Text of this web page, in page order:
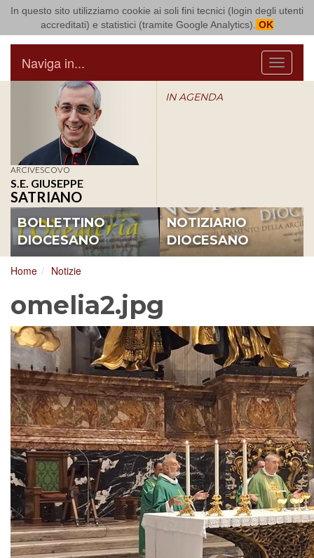
In questo sito utilizziamo cookie ai soli fini tecnici (login degli utenti
accreditati) e statistici (tramite Google Analytics). OK
Arcidiocesi di Bari Bitonto
Menu
Naviga in...
ARCIVESCOVO
S.E. GIUSEPPE
SATRIANO
IN AGENDA
BOLLETTINO
DIOCESANO
NOTIZIARIO
DIOCESANO
Home Notizie
omelia2.jpg